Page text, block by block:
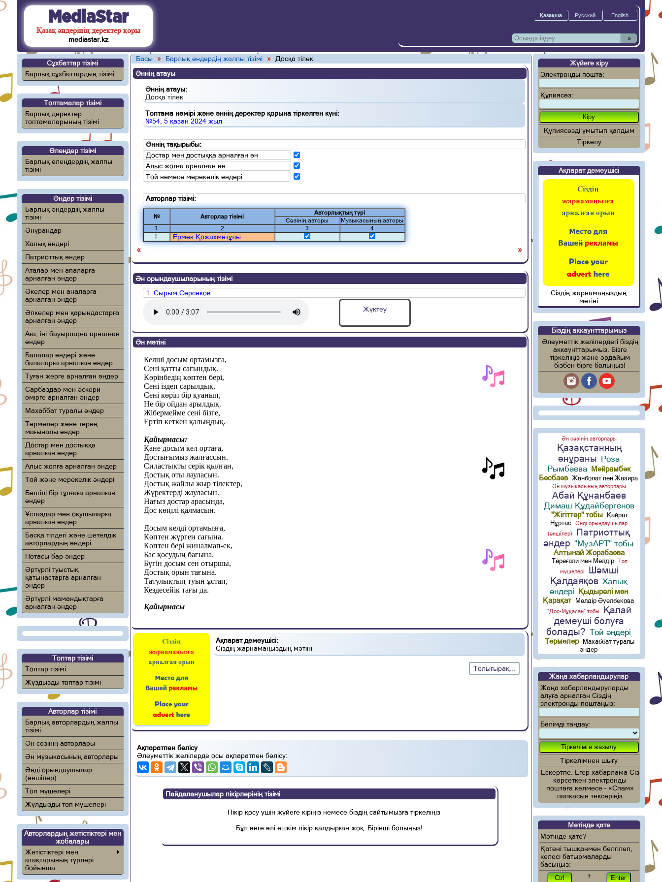
MediaStar
Қазақ әндерінің деректер қоры
mediastar.kz »
Сұхбаттар тізімі
Барлық сұхбаттардың тізімі
Топтамалар тізімі
Барлық деректер
топтамаларының тізімі
Өлеңдер тізімі
Барлық өлеңдердің жалпы
тізімі
Әндер тізімі
Барлық әндердің жалпы
тізімі
Әнұрандар
Халық әндері
Патриоттық әндер
Аталар мен апаларға
арналған әндер
Әкелер мен аналарға
арналған әндер
Әпкелер мен қарындастарға
арналған әндер
Аға, іні-бауырларға арналған
әндер
Балалар әндері және
балаларға арналған әндер
Туған жерге арналған әндер
Сарбаздар мен әскери
өмірге арналған әндер
Махаббат туралы әндер
Термелер және терең
мағыналы әндер
Достар мен достыққа
арналған әндер
Алыс жолға арналған әндер
Той және мерекелік әндері
Белгілі бір тұлғаға арналған
әндер
Ұстаздар мен оқушыларға
арналған әндер
Басқа тілдегі және шетелдік
авторлардың әндері
Нотасы бар әндер
Әртүрлі туыстық
қатынастарға арналған
әндер
Әртүрлі мамандықтарға
арналған әндер
Топтар тізімі
Топтар тізімі
Жұздызды топтар тізімі
Авторлар тізімі
Барлық авторлардың жалпы
тізімі
Ән сөзінің авторлары
Ән музыкасының авторлары
Әнді орындаушылар
(әншілер)
Топ мүшелері
Жұлдызды топ мүшелері
Авторлардың жетістіктері мен
жобалары
Жетістіктері мен
атақтарының түрлері
бойынша
Басы » Барлық әндердің жалпы тізімі »
Досқа тілек
Әннің атауы
Әннің атауы:
Досқа тілек
Топтама нөмірі және әннің деректер қорына тіркелген күні:
№54, 5 қазан 2024 жыл
Әннің тақырыбы:
Достар мен достыққа арналған ән
Алыс жолға арналған ән
Той немесе мерекелік әндері
Авторлар тізімі:
№ Авторлар тізімі
Авторлықтың түрі
Сөзінің авторы
Музыкасының авторы
1
2 3 4
1. Ермек Қожахметұлы
« »
Ән орындаушыларының тізімі
1. Сырым Сәрсеков
Жүктеу
Ән мәтіні
Келші досым ортамызға,
Сені қатты сағындық.
Көрінбедің көптен бері,
Сені іздеп сарылдық.
Сені көріп бір қуанып,
Не бір ойдан арылдық.
Жібермейме сені бізге,
Ертіп кеткен қалыңдық.
Қайырмасы:
Қане досым кел ортаға,
Достығымыз жалғассын.
Силастықты серік қылған,
Достық оты лауласын.
Достық жайлы жыр тілектер,
Жүректерді жауласын.
Нағыз достар арасында,
Дос көңілі қалмасын.
Досым келді ортамызға,
Көптен жүрген сағына.
Көптен бері жиналмап-ек,
Бас қосудың бағына.
Бүгін досым сен отыршы,
Достық орын тағына.
Татулықтың туын ұстап,
Кездесейік тағы да.
Қайырмасы
Ақпарат демеушісі:
Сіздің жарнамаңыздың мәтіні
Толығырақ...
Ақпаратпен бөлісу
Әлеуметтік желілерде осы ақпаратпен бөлісу:
Пайдаланушылар пікірлерінің тізімі
Пікір қосу үшін жүйеге кіріңіз немесе біздің сайтымызға тіркеліңіз
Бұл әнге әлі ешкім пікір қалдырған жоқ. Бірінші болыңыз!
Жүйеге кіру
Электронды пошта:
Құпиясөз:
Құпиясөзді ұмытып қалдым
Тіркелу
Ақпарат демеушісі
Сіздің жарнамаңыздың
мәтіні
Біздің аккаунттарымыз
Әлеуметтік желілердегі біздің
аккаунттарымыз. Бізге
тіркеліңіз және әрдайым
бізбен бірге болыңыз!
Ән сөзінің авторлары
Қазақстанның
әнұраны Роза
Рымбаева Мейрамбек
Бесбаев Жанболат пен Жазира
Ән музыкасының авторлары
Абай Құнанбаев
Димаш Құдайбергенов
"Жігіттер" тобы
Қайрат
Нұртас
Әнді орындаушылар
(әншілер)
Патриоттық
әндер "МузАРТ" тобы
Алтынай Жорабаева
Төреғали мен Мөлдір
Топ
мүшелері
Шәмші
Қалдаяқов Халық
әндері Қыдырәлі мен
Қарақат
Мөлдір Әуелбекова
"Дос-Мұқасан" тобы
Қалай
демеуші болуға
болады? Той әндері
Термелер
Махаббат туралы
әндер
Жаңа хабарландырулар
Жаңа хабарландыруларды
алуға арналған Сіздің
электронды поштаңыз:
Бөлімді таңдау:
Тіркелімнен шығу
Ескертпе. Егер хабарлама Сіз
көрсеткен электронды
поштаға келмесе – «Спам»
папкасын тексеріңіз
Мәтінде қате
Мәтінде қате?
Қатені тышқанмен белгілеп,
келесі батырмаларды
басыңыз:
+